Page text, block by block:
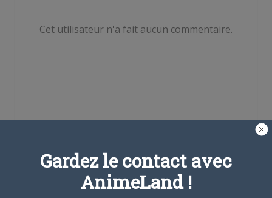
Cet utilisateur n'a fait aucun commentaire.
Se souvenir de moi
Créer un
compte
Gardez le contact avec
AnimeLand !